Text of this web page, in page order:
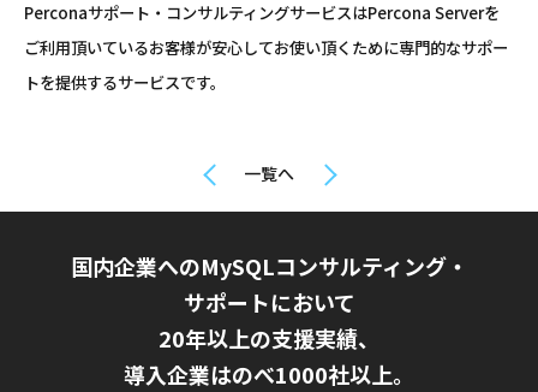
Perconaサポート・コンサルティングサービスはPercona Serverを
ご利用頂いているお客様が安心してお使い頂くために専門的なサポー
トを提供するサービスです。
一覧へ
国内企業へのMySQLコンサルティング・
サポートにおいて
20年以上の支援実績、
導入企業はのべ1000社以上。